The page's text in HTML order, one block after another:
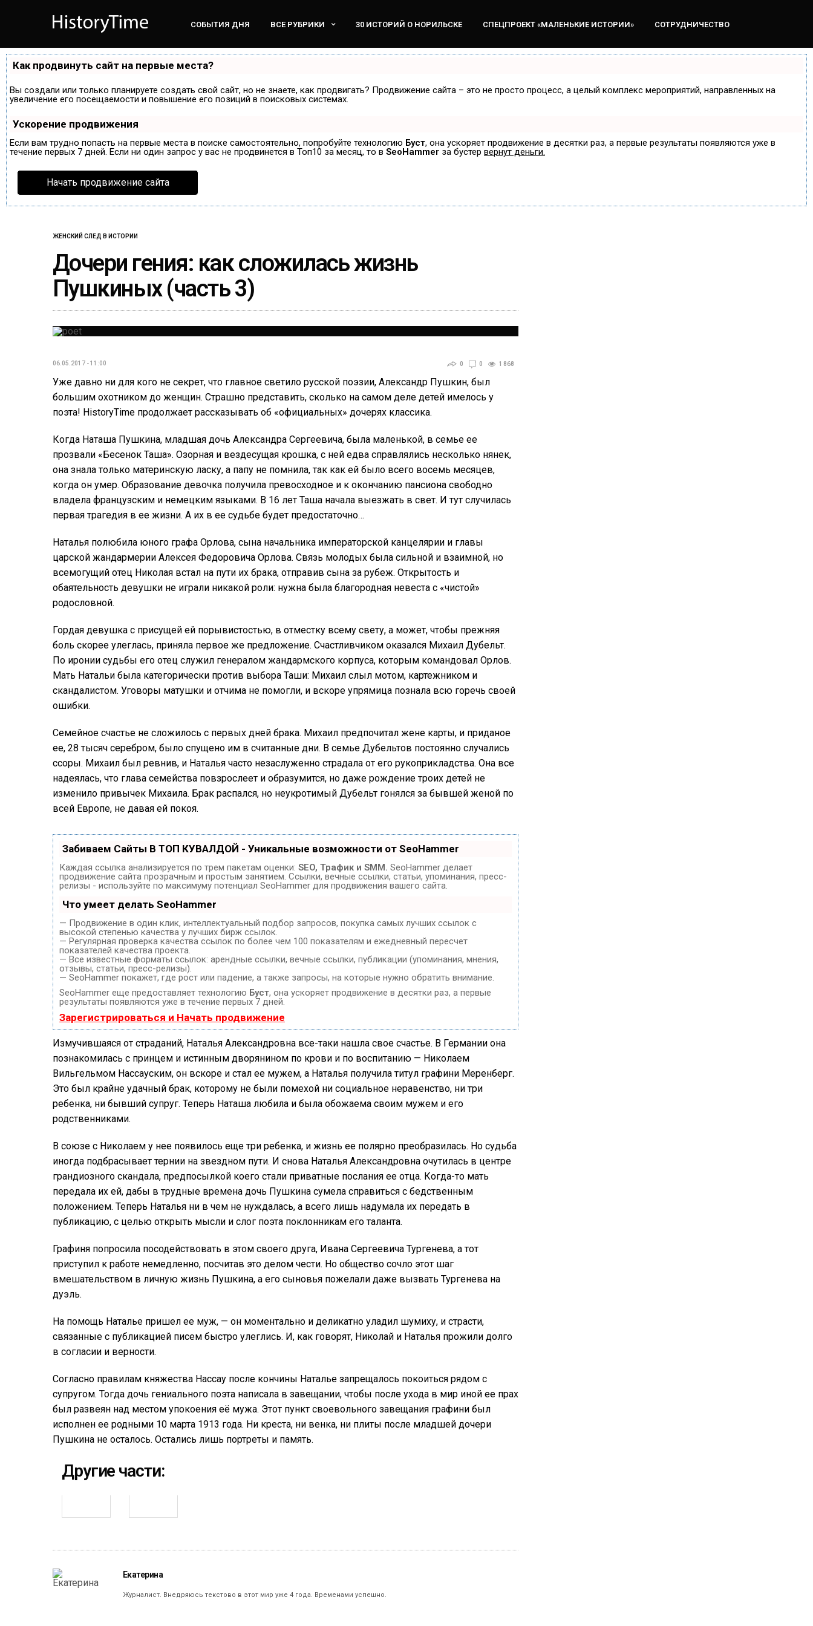
СОБЫТИЯ ДНЯ ВСЕ РУБРИКИ 30 ИСТОРИЙ О НОРИЛЬСКЕ СПЕЦПРОЕКТ «МАЛЕНЬКИЕ ИСТОРИИ» СОТРУДНИЧЕСТВО
Как продвинуть сайт на первые места?
Вы создали или только планируете создать свой сайт, но не знаете, как продвигать? Продвижение сайта – это не просто процесс, а целый комплекс мероприятий, направленных на
увеличение его посещаемости и повышение его позиций в поисковых системах.
Ускорение продвижения
Если вам трудно попасть на первые места в поиске самостоятельно, попробуйте технологию Буст, она ускоряет продвижение в десятки раз, а первые результаты появляются уже в
течение первых 7 дней. Если ни один запрос у вас не продвинется в Топ10 за месяц, то в SeoHammer за бустер вернут деньги.
Начать продвижение сайта
ЖЕНСКИЙ СЛЕД В ИСТОРИИ
Дочери гения: как сложилась жизнь
Пушкиных (часть 3)
06.05.2017 - 11:00 0 0 1 868
Уже давно ни для кого не секрет, что главное светило русской поэзии, Александр Пушкин, был
большим охотником до женщин. Страшно представить, сколько на самом деле детей имелось у
поэта! HistoryTime продолжает рассказывать об «официальных» дочерях классика.
Когда Наташа Пушкина, младшая дочь Александра Сергеевича, была маленькой, в семье ее
прозвали «Бесенок Таша». Озорная и вездесущая крошка, с ней едва справлялись несколько нянек,
она знала только материнскую ласку, а папу не помнила, так как ей было всего восемь месяцев,
когда он умер. Образование девочка получила превосходное и к окончанию пансиона свободно
владела французским и немецким языками. В 16 лет Таша начала выезжать в свет. И тут случилась
первая трагедия в ее жизни. А их в ее судьбе будет предостаточно…
Наталья полюбила юного графа Орлова, сына начальника императорской канцелярии и главы
царской жандармерии Алексея Федоровича Орлова. Связь молодых была сильной и взаимной, но
всемогущий отец Николая встал на пути их брака, отправив сына за рубеж. Открытость и
обаятельность девушки не играли никакой роли: нужна была благородная невеста с «чистой»
родословной.
Гордая девушка с присущей ей порывистостью, в отместку всему свету, а может, чтобы прежняя
боль скорее улеглась, приняла первое же предложение. Счастливчиком оказался Михаил Дубельт.
По иронии судьбы его отец служил генералом жандармского корпуса, которым командовал Орлов.
Мать Натальи была категорически против выбора Таши: Михаил слыл мотом, картежником и
скандалистом. Уговоры матушки и отчима не помогли, и вскоре упрямица познала всю горечь своей
ошибки.
Семейное счастье не сложилось с первых дней брака. Михаил предпочитал жене карты, и приданое
ее, 28 тысяч серебром, было спущено им в считанные дни. В семье Дубельтов постоянно случались
ссоры. Михаил был ревнив, и Наталья часто незаслуженно страдала от его рукоприкладства. Она все
надеялась, что глава семейства повзрослеет и образумится, но даже рождение троих детей не
изменило привычек Михаила. Брак распался, но неукротимый Дубельт гонялся за бывшей женой по
всей Европе, не давая ей покоя.
Забиваем Сайты В ТОП КУВАЛДОЙ - Уникальные возможности от SeoHammer
Каждая ссылка анализируется по трем пакетам оценки: SEO, Трафик и SMM. SeoHammer делает
продвижение сайта прозрачным и простым занятием. Ссылки, вечные ссылки, статьи, упоминания, пресс-
релизы - используйте по максимуму потенциал SeoHammer для продвижения вашего сайта.
Что умеет делать SeoHammer
— Продвижение в один клик, интеллектуальный подбор запросов, покупка самых лучших ссылок с
высокой степенью качества у лучших бирж ссылок.
— Регулярная проверка качества ссылок по более чем 100 показателям и ежедневный пересчет
показателей качества проекта.
— Все известные форматы ссылок: арендные ссылки, вечные ссылки, публикации (упоминания, мнения,
отзывы, статьи, пресс-релизы).
— SeoHammer покажет, где рост или падение, а также запросы, на которые нужно обратить внимание.
SeoHammer еще предоставляет технологию Буст, она ускоряет продвижение в десятки раз, а первые
результаты появляются уже в течение первых 7 дней.
Зарегистрироваться и Начать продвижение
Измучившаяся от страданий, Наталья Александровна все-таки нашла свое счастье. В Германии она
познакомилась с принцем и истинным дворянином по крови и по воспитанию — Николаем
Вильгельмом Нассауским, он вскоре и стал ее мужем, а Наталья получила титул графини Меренберг.
Это был крайне удачный брак, которому не были помехой ни социальное неравенство, ни три
ребенка, ни бывший супруг. Теперь Наташа любила и была обожаема своим мужем и его
родственниками.
В союзе с Николаем у нее появилось еще три ребенка, и жизнь ее полярно преобразилась. Но судьба
иногда подбрасывает тернии на звездном пути. И снова Наталья Александровна очутилась в центре
грандиозного скандала, предпосылкой коего стали приватные послания ее отца. Когда-то мать
передала их ей, дабы в трудные времена дочь Пушкина сумела справиться с бедственным
положением. Теперь Наталья ни в чем не нуждалась, а всего лишь надумала их передать в
публикацию, с целью открыть мысли и слог поэта поклонникам его таланта.
Графиня попросила посодействовать в этом своего друга, Ивана Сергеевича Тургенева, а тот
приступил к работе немедленно, посчитав это делом чести. Но общество сочло этот шаг
вмешательством в личную жизнь Пушкина, а его сыновья пожелали даже вызвать Тургенева на
дуэль.
На помощь Наталье пришел ее муж, — он моментально и деликатно уладил шумиху, и страсти,
связанные с публикацией писем быстро улеглись. И, как говорят, Николай и Наталья прожили долго
в согласии и верности.
Согласно правилам княжества Нассау после кончины Наталье запрещалось покоиться рядом с
супругом. Тогда дочь гениального поэта написала в завещании, чтобы после ухода в мир иной ее прах
был развеян над местом упокоения её мужа. Этот пункт своевольного завещания графини был
исполнен ее родными 10 марта 1913 года. Ни креста, ни венка, ни плиты после младшей дочери
Пушкина не осталось. Остались лишь портреты и память.
Другие части:
Екатерина
Журналист. Внедряюсь текстово в этот мир уже 4 года. Временами успешно.